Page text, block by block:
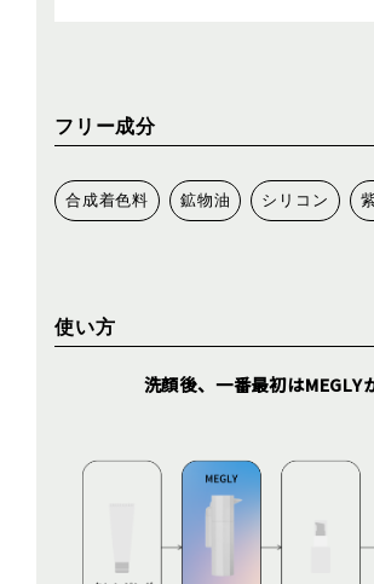
フリー成分
合成着色料 鉱物油 シリコン
使い方
洗顔後、一番最初はMEGLY